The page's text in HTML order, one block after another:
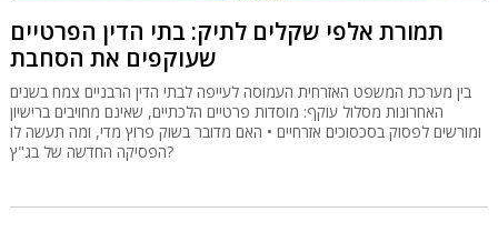
תמורת אלפי שקלים לתיק: בתי הדין הפרטיים
שעוקפים את הסחבת
בין מערכת המשפט האזרחית העמוסה לעייפה לבתי הדין הרבניים צמח בשנים
האחרונות מסלול עוקף: מוסדות פרטיים הלכתיים, שאינם מחויבים ברישיון
ומורשים לפסוק בסכסוכים אזרחיים • האם מדובר בשוק פרוץ מדי, ומה תעשה לו
הפסיקה החדשה של בג"ץ?